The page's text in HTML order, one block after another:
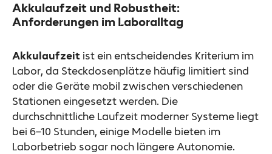
Akkulaufzeit und Robustheit:
Anforderungen im Laboralltag
Akkulaufzeit ist ein entscheidendes Kriterium im
Labor, da Steckdosenplätze häufig limitiert sind
oder die Geräte mobil zwischen verschiedenen
Stationen eingesetzt werden. Die
durchschnittliche Laufzeit moderner Systeme liegt
bei 6–10 Stunden, einige Modelle bieten im
Laborbetrieb sogar noch längere Autonomie.